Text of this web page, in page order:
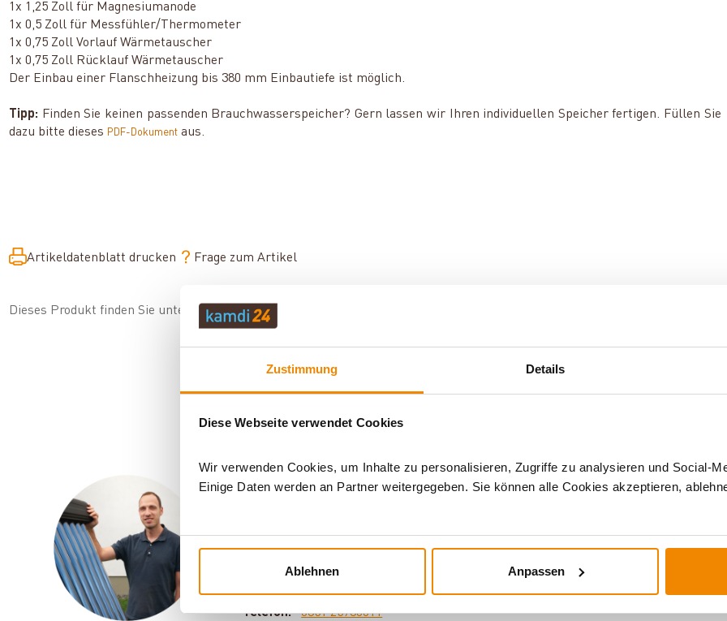
Zustimmung Details
Diese Webseite verwendet Cookies
Wir verwenden Cookies, um Inhalte zu personalisieren, Zugriffe zu analysieren und Social-
Einige Daten werden an Partner weitergegeben. Sie können alle Cookies akzeptieren,
Ablehnen Anpassen
1x 1,25 Zoll für Magnesiumanode
1x 0,5 Zoll für Messfühler/Thermometer
1x 0,75 Zoll Vorlauf Wärmetauscher
1x 0,75 Zoll Rücklauf Wärmetauscher
Der Einbau einer Flanschheizung bis 380 mm Einbautiefe ist möglich.
Tipp: Finden Sie keinen passenden Brauchwasserspeicher? Gern lassen wir Ihren individuellen Speicher fertigen. Füllen Sie
dazu bitte dieses PDF-Dokument aus.
Artikeldatenblatt drucken Frage zum Artikel
Dieses Produkt finden Sie unter: Heiztechnik|
Ihr Berater für Solarthermie und Speicher:
Motto: Für jedes Problem gibt es eine Lösung. Haben Sie Fragen zu unseren
Telefon:
0351 25930011